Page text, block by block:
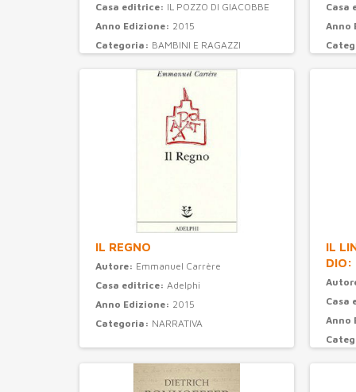
Casa editrice: IL POZZO DI GIACOBBE
Anno Edizione: 2015
Categoria: BAMBINI E RAGAZZI
Casa
Anno
IL REGNO
Autore: Emmanuel Carrère
Casa editrice: Adelphi
Anno Edizione: 2015
Categoria: NARRATIVA
IL
DIO:
Casa
Anno